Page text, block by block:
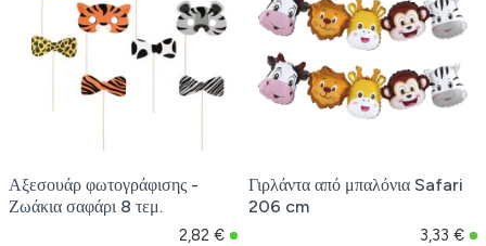
Αξεσουάρ φωτογράφισης -
Ζωάκια σαφάρι 8 τεμ.
2,82 €
Γιρλάντα από μπαλόνια Safari
206 cm
3,33 €